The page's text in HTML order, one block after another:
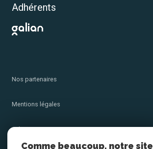
Adhérents
Nos partenaires
Mentions légales
Admin
Comme beaucoup, notre site